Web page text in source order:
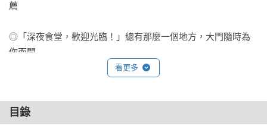
薦
◎「深夜食堂，歡迎光臨！」總有那麼一個地方，大門隨時為
你而開
歡迎光臨！今晚想吃什麼？不論是常客，還是新客人，在「做
隨時為你敞開。
看更多
目錄